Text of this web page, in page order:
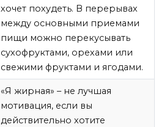
хочет похудеть. В перерывах
между основными приемами
пищи можно перекусывать
сухофруктами, орехами или
свежими фруктами и ягодами.
«Я жирная» – не лучшая
мотивация, если вы
действительно хотите